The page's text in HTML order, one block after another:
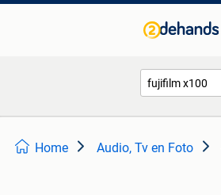
Home Audio, Tv en Foto